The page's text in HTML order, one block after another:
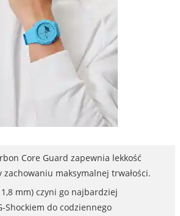
Core Guard zapewnia lekkość
zachowaniu maksymalnej trwałości.
mm) czyni go najbardziej
Shockiem do codziennego